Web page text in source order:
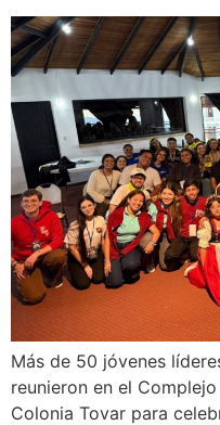
Más de 50 jóvenes
reunieron en el
Colonia Tovar para